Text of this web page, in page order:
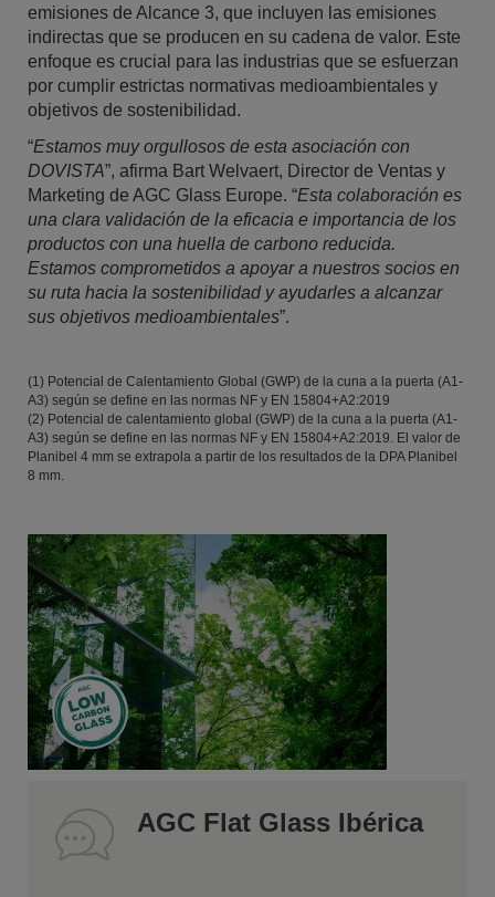
emisiones de Alcance 3, que incluyen las emisiones
indirectas que se producen en su cadena de valor. Este
enfoque es crucial para las industrias que se esfuerzan
por cumplir estrictas normativas medioambientales y
objetivos de sostenibilidad.
“Estamos muy orgullosos de esta asociación con
DOVISTA”, afirma Bart Welvaert, Director de Ventas y
Marketing de AGC Glass Europe. “Esta colaboración es
una clara validación de la eficacia e importancia de los
productos con una huella de carbono reducida.
Estamos comprometidos a apoyar a nuestros socios en
su ruta hacia la sostenibilidad y ayudarles a alcanzar
sus objetivos medioambientales”.
(1) Potencial de Calentamiento Global (GWP) de la cuna a la puerta (A1-
A3) según se define en las normas NF y EN 15804+A2:2019
(2) Potencial de calentamiento global (GWP) de la cuna a la puerta (A1-
A3) según se define en las normas NF y EN 15804+A2:2019. El valor de
Planibel 4 mm se extrapola a partir de los resultados de la DPA Planibel
8 mm.
AGC Flat Glass Ibérica